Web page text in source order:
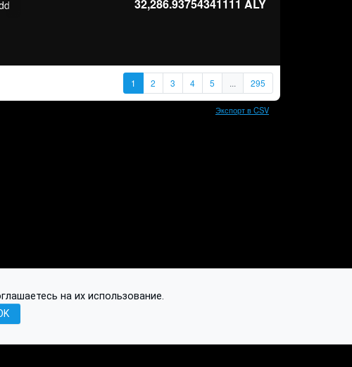
32,286.93754341111 ALY
1 2 3 4 5 ... 295
Экспорт в CSV
на их использование.